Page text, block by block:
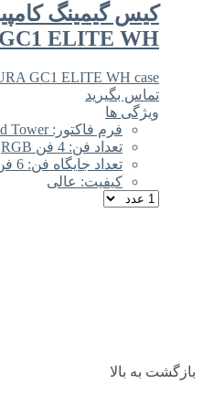
کیس گیمینگ
ELITE WH
GC1 ELITE WH case
تماس بگیرید
ویژگی ها
فرم فاکتور: Mid Tower
تعداد فن: 4 فن RGB
تعداد جایگاه فن: 6 فن RGB
کیفیت: عالی
بازگشت به بالا